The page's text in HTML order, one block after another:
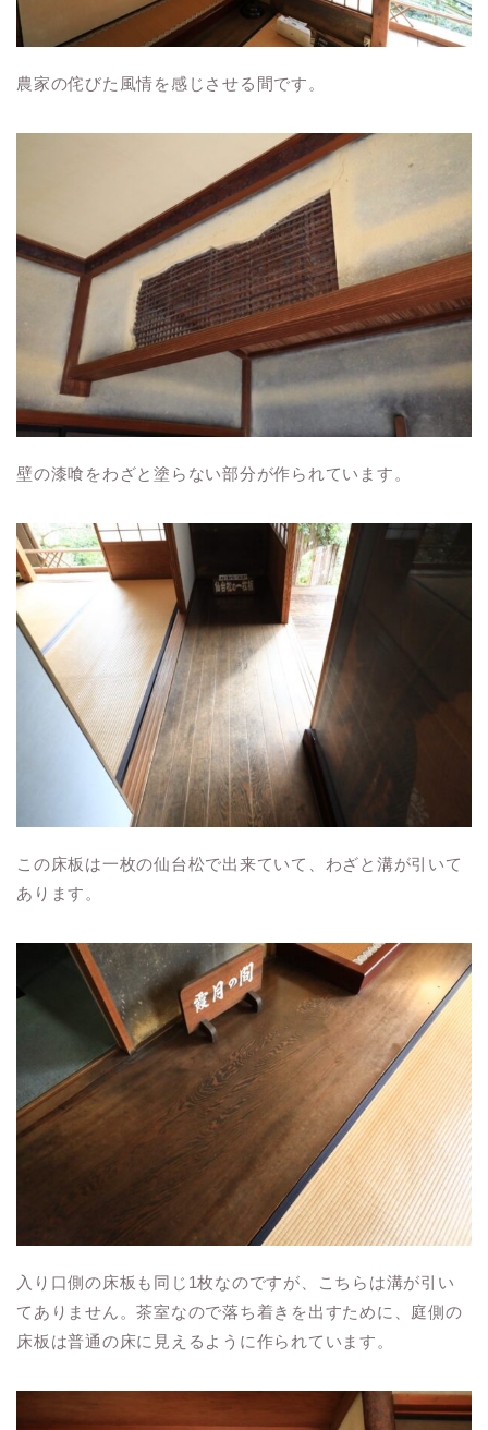
農家の侘びた風情を感じさせる間です。
壁の漆喰をわざと塗らない部分が作られています。
この床板は一枚の仙台松で出来ていて、わざと溝が引いて
あります。
入り口側の床板も同じ1枚なのですが、こちらは溝が引い
てありません。茶室なので落ち着きを出すために、庭側の
床板は普通の床に見えるように作られています。